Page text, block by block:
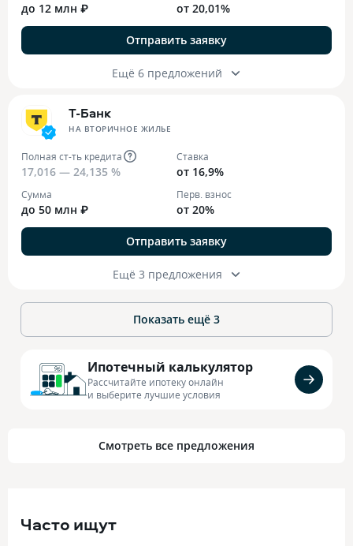
до 12 млн ₽ от 20,01%
Отправить заявку
Ещё 6 предложений
Т-Банк
НА ВТОРИЧНОЕ ЖИЛЬЕ
Полная ст-ть кредита
17,016 — 24,135 %
Ставка
от 16,9%
Сумма
до 50 млн ₽
Перв. взнос
от 20%
Отправить заявку
Ещё 3 предложения
Показать ещё 3
Ипотечный калькулятор
Рассчитайте ипотеку онлайн
и выберите лучшие условия
Смотреть все предложения
Часто ищут